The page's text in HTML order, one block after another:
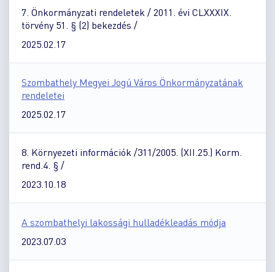
7. Önkormányzati rendeletek / 2011. évi CLXXXIX.
törvény 51. § (2) bekezdés /
2025.02.17
Szombathely Megyei Jogú Város Önkormányzatának
rendeletei
2025.02.17
8. Környezeti információk /311/2005. (XII.25.) Korm.
rend.4. § /
2023.10.18
A szombathelyi lakossági hulladékleadás módja
2023.07.03